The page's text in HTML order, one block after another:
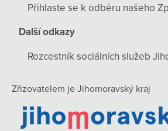
Přihlaste se k odběru našeho
Další odkazy
Rozcestník sociálních služeb
Zřizovatelem je Jihomoravský kraj